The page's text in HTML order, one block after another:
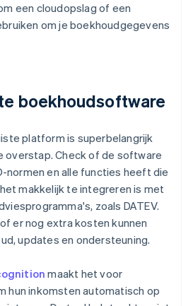
een cloudopslag of een
om je boekhoudgegevens
boekhoudsoftware
platform is superbelangrijk
overstap. Check of de software
normen en alle functies heeft die
makkelijk te integreren is met
zoals DATEV.
er nog extra kosten kunnen
updates en ondersteuning.
maakt het voor
hun inkomsten automatisch op